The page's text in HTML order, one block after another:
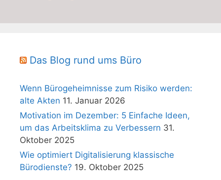
Das Blog rund ums Büro
Wenn Bürogeheimnisse zum Risiko werden:
alte Akten 11. Januar 2026
Motivation im Dezember: 5 Einfache Ideen,
um das Arbeitsklima zu Verbessern 31.
Oktober 2025
Wie optimiert Digitalisierung klassische
Bürodienste? 19. Oktober 2025